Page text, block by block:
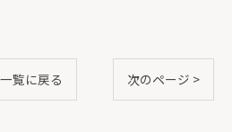
一覧に戻る 次のページ >